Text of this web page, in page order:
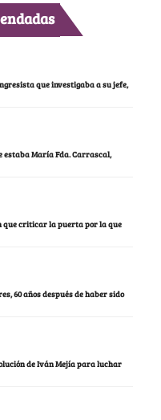
que investigaba a su jefe,
estaba María Fda. Carrascal,
que criticar la puerta por la que
60 años después de haber sido
de Iván Mejía para luchar